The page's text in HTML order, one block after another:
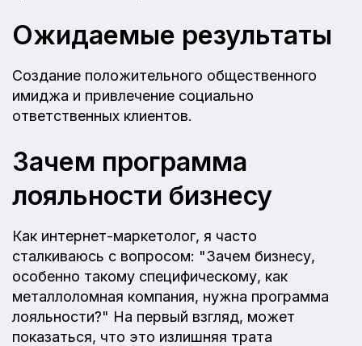
Ожидаемые результаты
Создание положительного общественного
имиджа и привлечение социально
ответственных клиентов.
Зачем программа
лояльности бизнесу
Как интернет-маркетолог, я часто
сталкиваюсь с вопросом: "Зачем бизнесу,
особенно такому специфическому, как
металлоломная компания, нужна программа
лояльности?" На первый взгляд, может
показаться, что это излишняя трата